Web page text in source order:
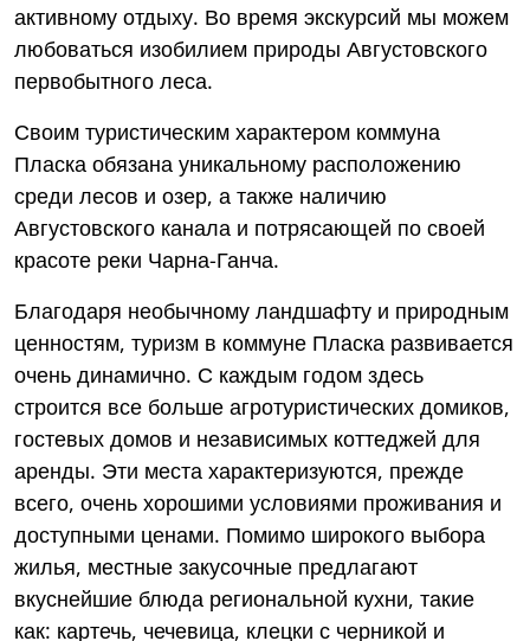
активному отдыху. Во время экскурсий мы можем
любоваться изобилием природы Августовского
первобытного леса.
Своим туристическим характером коммуна
Пласка обязана уникальному расположению
среди лесов и озер, а также наличию
Августовского канала и потрясающей по своей
красоте реки Чарна-Ганча.
Благодаря необычному ландшафту и природным
ценностям, туризм в коммуне Пласка развивается
очень динамично. С каждым годом здесь
строится все больше агротуристических домиков,
гостевых домов и независимых коттеджей для
аренды. Эти места характеризуются, прежде
всего, очень хорошими условиями проживания и
доступными ценами. Помимо широкого выбора
жилья, местные закусочные предлагают
вкуснейшие блюда региональной кухни, такие
как: картечь, чечевица, клецки с черникой и